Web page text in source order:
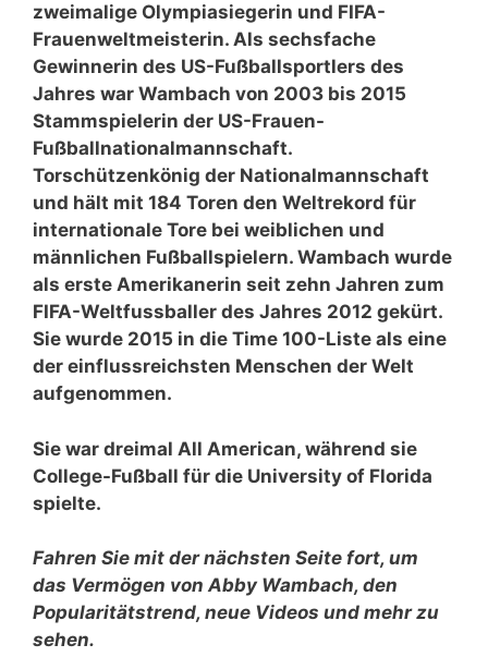
zweimalige Olympiasiegerin und FIFA-
Frauenweltmeisterin. Als sechsfache
Gewinnerin des US-Fußballsportlers des
Jahres war Wambach von 2003 bis 2015
Stammspielerin der US-Frauen-
Fußballnationalmannschaft.
Torschützenkönig der Nationalmannschaft
und hält mit 184 Toren den Weltrekord für
internationale Tore bei weiblichen und
männlichen Fußballspielern. Wambach wurde
als erste Amerikanerin seit zehn Jahren zum
FIFA-Weltfussballer des Jahres 2012 gekürt.
Sie wurde 2015 in die Time 100-Liste als eine
der einflussreichsten Menschen der Welt
aufgenommen.
Sie war dreimal All American, während sie
College-Fußball für die University of Florida
spielte.
Fahren Sie mit der nächsten Seite fort, um
das Vermögen von Abby Wambach, den
Popularitätstrend, neue Videos und mehr zu
sehen.